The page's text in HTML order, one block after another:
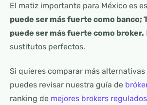
El matiz importante para México es
puede ser más fuerte como banco;
puede ser más fuerte como broker.
sustitutos perfectos.
Si quieres comparar más
puedes revisar nuestra guía de
ranking de mejores brokers